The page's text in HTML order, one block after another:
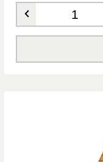
Количество